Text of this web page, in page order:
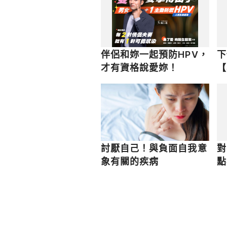
伴侶和妳一起預防HPV，
才有資格說愛妳！
討厭自己！與負面自我意
象有關的疾病